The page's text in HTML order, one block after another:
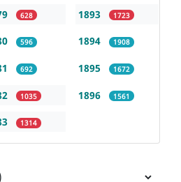
628
596
692
1035
1314
1893 1723
1894 1908
1895 1672
1896 1561